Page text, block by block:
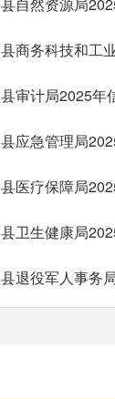
自然资源局
商务科技和工
审计局2025年
应急管理局
医疗保障局
卫生健康局
退役军人事务